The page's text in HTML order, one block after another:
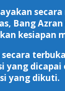
Bang
kesiapan
yang dikuti.